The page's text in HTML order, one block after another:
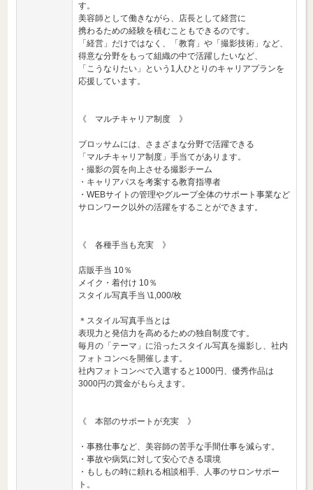
す。
美容師として働きながら、店長として経営に
携わるための経験を積むこともできるのです。
「経営」だけではなく、「教育」や「撮影技術」など、
得意な分野をもって組織の中で活躍したいなど、
「こうなりたい」という1人ひとりのキャリアプランを
応援しています。
《 マルチキャリア制度 》
ブロッサムには、さまざまな分野で活躍できる
「マルチキャリア制度」手当てがあります。
・撮影の質を向上させる撮影チーム
・キャリアパスを考案する教育指導者
・WEBサイトの管理やグループ全体のサポート事業など
サロンワーク以外の活躍をすることができます。
《 各種手当も充実 》
店販手当 10％
メイク・着付け 10％
スタイル写真手当 \1,000/枚
＊スタイル写真手当とは
表現力と発信力を高めるための独自制度です。
毎月の「テーマ」に沿ったスタイル写真を撮影し、社内
フォトコンぺを開催します。
社内フォトコンぺで入選すると1000円、優秀作品は
3000円の賞金がもらえます。
《 本部のサポートが充実 》
・事務仕事など、美容師の苦手な手間仕事を減らす。
・事故や病気に対して安心できる環境
・もしもの時に頼れる相談相手、人事のサロンサポー
ト。